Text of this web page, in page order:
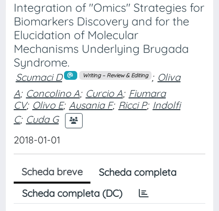
Integration of "Omics" Strategies for
Biomarkers Discovery and for the
Elucidation of Molecular
Mechanisms Underlying Brugada
Syndrome.
Scumaci D Writing – Review & Editing ; Oliva
A; Concolino A; Curcio A; Fiumara
CV; Olivo E; Ausania F; Ricci P; Indolfi
C; Cuda G
2018-01-01
Scheda breve
Scheda completa
Scheda completa (DC)